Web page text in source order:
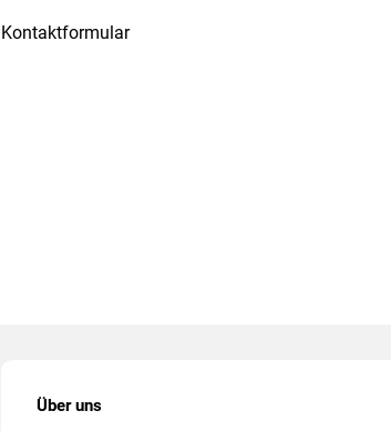
Kontaktformular
Über uns